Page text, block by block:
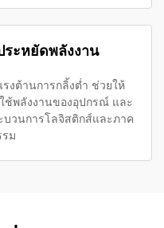
ระหยัดพลังงาน
งต้านการกลิ้งต่ำ ช่วยให้
ช้พลังงานของอุปกรณ์ และ
บวนการโลจิสติกส์และภาค
ม